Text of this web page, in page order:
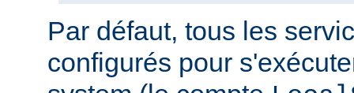
Par défaut, tous les
configurés pour